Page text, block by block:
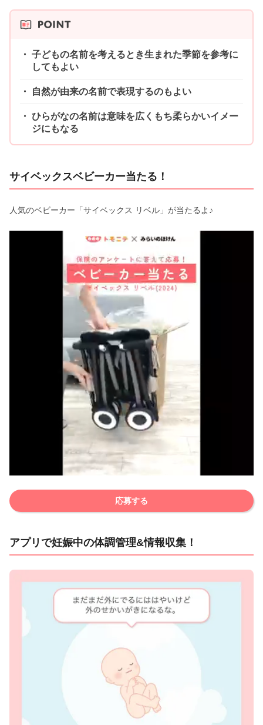
子どもの名前を考えるとき生まれた季節を参考に
してもよい
自然が由来の名前で表現するのもよい
ひらがなの名前は意味を広くもち柔らかいイメー
ジにもなる
サイベックスベビーカー当たる！
人気のベビーカー「サイベックス リベル」が当たるよ♪
応募する
アプリで妊娠中の体調管理&情報収集！